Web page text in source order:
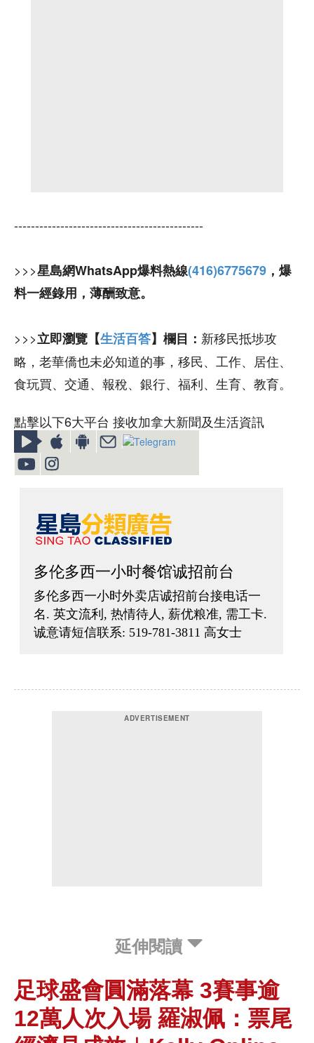
---------------------------------------------
>>>星島網WhatsApp爆料熱線(416)6775679 ，爆
料一經錄用，薄酬致意。
>>>立即瀏覽【生活百答】欄目： 新移民抵埗攻
略，老華僑也未必知道的事，移民、工作、居住、
食玩買、交通、報稅、銀行、福利、生育、教育。
點擊以下6大平台 接收加拿大新聞及生活資訊
延伸閱讀
足球盛會圓滿落幕 3賽事逾
12萬人次入場 羅淑佩：票尾